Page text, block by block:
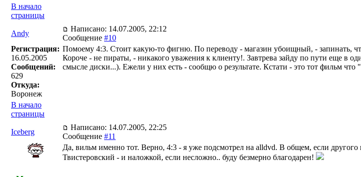
В начало
страницы
Andy
Написано: 14.07.2005, 22:12
Сообщение #10
Регистрация:
16.05.2005
Сообщений:
629
Откуда:
Воронеж
Помоему 4:3. Стоит какую-то фигню. По переводу - магазин убоищный, - запинать,
Короче - не пираты, - никакого уважения к клиенту!. Завтрева зайду по пути еще в
смысле диски...). Ежели у них есть - сообщю о результате. Кстати - это тот фильм
В начало
страницы
Iceberg
Написано: 14.07.2005, 22:25
Сообщение #11
Да, вильм именно тот. Верно, 4:3 - я уже подсмотрел на alldvd. В общем, если
Твистеровский - и наложкой, если несложно.. буду безмерно благодарен!